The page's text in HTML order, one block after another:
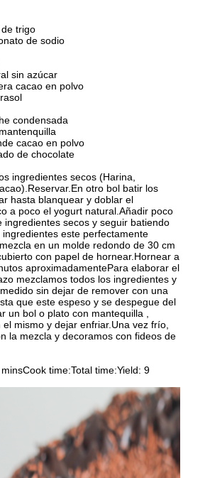
trigo
de sodio
sin azúcar
cacao en polvo
condensada
mantenquilla
cacao en polvo
de chocolate
ingredientes secos (Harina,
En otro bol batir los
hasta blanquear y doblar el
a poco el yogurt natural.Añadir poco
ingredientes secos y seguir batiendo
este perfectamente
en un molde redondo de 30 cm
con papel de hornear.Hornear a
aproximadamentePara elaborar el
mezclamos todos los ingredientes y
sin dejar de remover con una
que este espeso y se despegue del
un bol o plato con mantequilla ,
mismo y dejar enfriar.Una vez frío,
la mezcla y decoramos con fideos de
Cook time:Total time:Yield: 9